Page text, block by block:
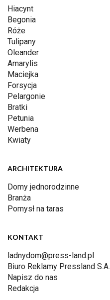
Hiacynt
Begonia
Róże
Tulipany
Oleander
Amarylis
Maciejka
Forsycja
Pelargonie
Bratki
Petunia
Werbena
Kwiaty
ARCHITEKTURA
Domy jednorodzinne
Branża
Pomysł na taras
KONTAKT
ladnydom@press-land.pl
Biuro Reklamy Pressland S.A.
Napisz do nas
Redakcja